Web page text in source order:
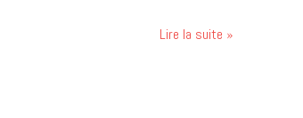
Lire la suite »